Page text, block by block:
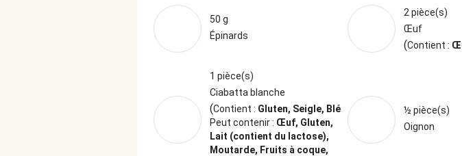
50 g
Épinards
2 pièce(s)
Œuf
(Contient :
1 pièce(s)
Ciabatta blanche
(Contient : Gluten, Seigle, Blé
Peut contenir : Œuf, Gluten,
Lait (contient du lactose),
Moutarde, Fruits à coque,
½ pièce(s)
Oignon